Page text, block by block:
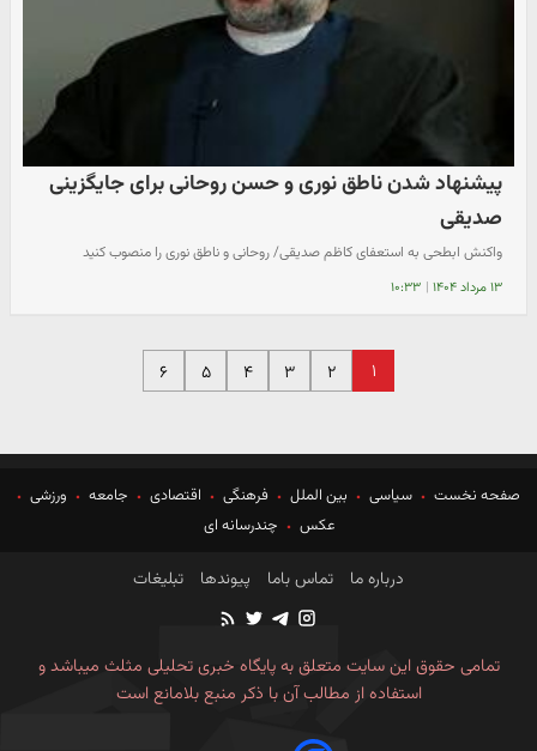
پیشنهاد شدن ناطق نوری و حسن روحانی برای جایگزینی
صدیقی
واکنش ابطحی به استعفای کاظم صدیقی/ روحانی و ناطق نوری را منصوب کنید
۱۳ مرداد ۱۴۰۴ | ۱۰:۳۳
۱ ۲ ۳ ۴ ۵ ۶
صفحه نخست سیاسی بین الملل فرهنگی اقتصادی جامعه
ورزشی
عکس
چندرسانه ای
درباره ما تماس باما پیوندها تبلیغات
تمامی حقوق این سایت متعلق به پایگاه خبری تحلیلی مثلث میباشد و
استفاده از مطالب آن با ذکر منبع بلامانع است